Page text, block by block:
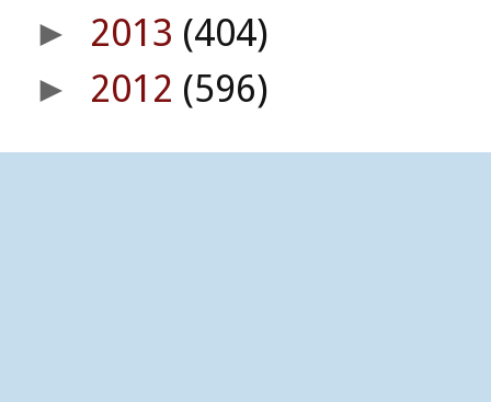
► 2013 (404)
► 2012 (596)